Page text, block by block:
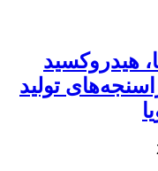
هیدروکسید
تولید